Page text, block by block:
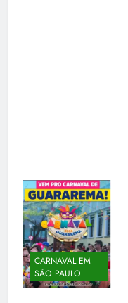
CARNAVAL EM
SÃO PAULO